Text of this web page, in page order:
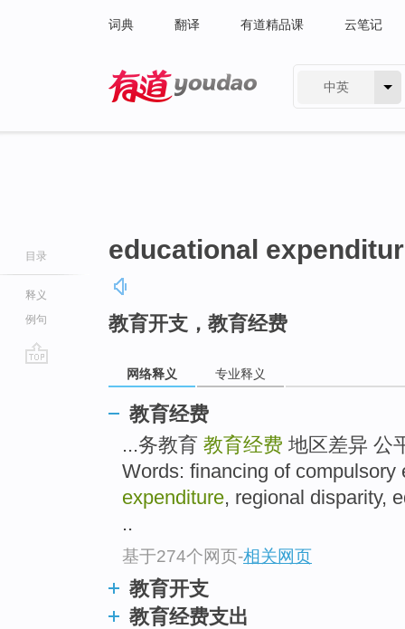
词典 翻译 有道精品课 云笔记
中英
目录
释义
例句
educational
教育开支，教育经费
网络释义 专业释义
教育经费
...务教育 教育经费 地区差异 公
Words: financing of
expenditure, regional disparity,
..
基于274个网页-相关网页
教育开支
教育经费支出